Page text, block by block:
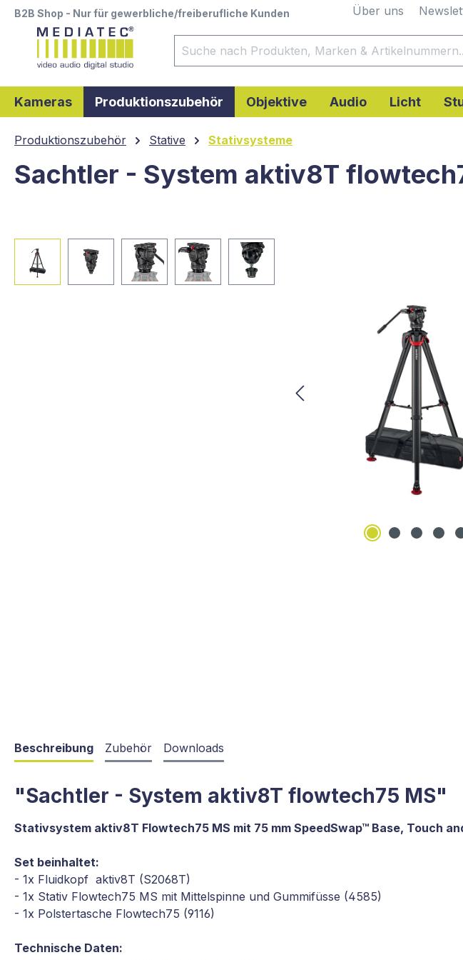
Zur Hauptnavigation springen
B2B Shop - Nur für gewerbliche/freiberufliche Kunden Über uns
Kameras Produktionszubehör Objektive Audio Licht
Produktionszubehör Stative Stativsysteme
Sachtler - System aktiv8T
Bildergalerie überspringen
Beschreibung Zubehör Downloads
"Sachtler - System aktiv8T flowtech75 MS"
Stativsystem aktiv8T Flowtech75 MS mit 75 mm SpeedSwap™ Base, Touch
Set beinhaltet:
- 1x Fluidkopf aktiv8T (S2068T)
- 1x Stativ Flowtech75 MS mit Mittelspinne und Gummifüsse (4585)
- 1x Polstertasche Flowtech75 (9116)
Technische Daten: